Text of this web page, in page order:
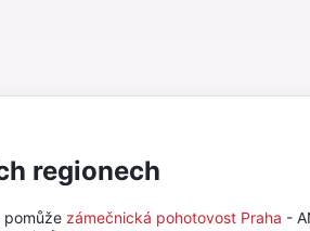
regionech
pomůže zámečnická pohotovost Praha -